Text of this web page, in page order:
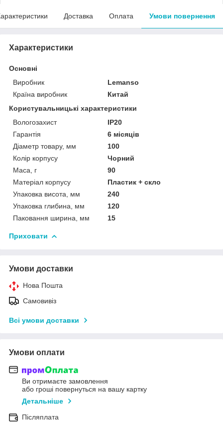
Доставка Оплата Умови повернення
Характеристики
Основні
Виробник
Lemanso
Країна виробник
Китай
Користувальницькі характеристики
Вологозахист
IP20
Гарантія
6 місяців
Діаметр товару, мм
100
Колір корпусу
Чорний
Маса, г
90
Матеріал корпусу
Пластик + скло
Упаковка висота, мм
240
Упаковка глибина, мм
120
Паковання ширина, мм
15
Приховати
Умови доставки
Нова Пошта
Самовивіз
Всі умови доставки
Умови оплати
Ви отримаєте замовлення
або гроші повернуться на вашу картку
Детальніше
Післяплата